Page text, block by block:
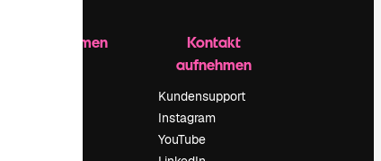
Unternehmen
Kontakt
aufnehmen
Kundensupport
Instagram
YouTube